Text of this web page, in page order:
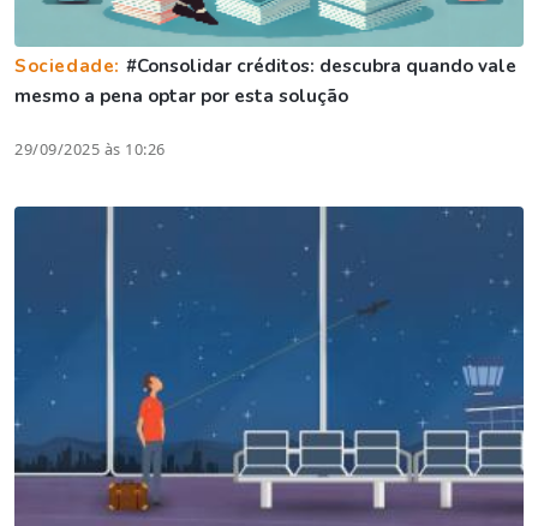
Sociedade: #Consolidar créditos: descubra quando vale
mesmo a pena optar por esta solução
29/09/2025 às 10:26